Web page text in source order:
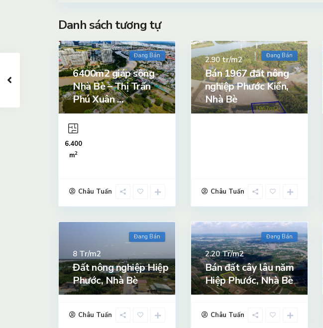
Danh sách tương tự
Đang Bán
6400m2 giáp sông
Nhà Bè – Thị Trấn
Phú Xuân ...
6.400
m2
Châu Tuấn
Đang Bán
2.90tr/m2
Bán 1967 đất nông
nghiệp Phước Kiển,
Nhà Bè
Châu Tuấn
Đang Bán
8 Tr/m2
Đất nông nghiệp Hiệp
Phước, Nhà Bè
Châu Tuấn
Đang Bán
2.20Tr/m2
Bán đất cây lâu năm
Hiệp Phước, Nhà Bè
Châu Tuấn